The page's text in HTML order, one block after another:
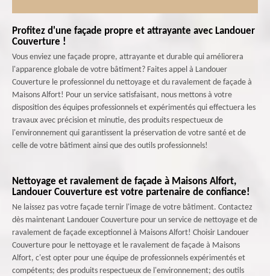
Profitez d'une façade propre et attrayante avec Landouer
Couverture !
Vous enviez une façade propre, attrayante et durable qui améliorera
l'apparence globale de votre bâtiment? Faites appel à Landouer
Couverture le professionnel du nettoyage et du ravalement de façade à
Maisons Alfort! Pour un service satisfaisant, nous mettons à votre
disposition des équipes professionnels et expérimentés qui effectuera les
travaux avec précision et minutie, des produits respectueux de
l'environnement qui garantissent la préservation de votre santé et de
celle de votre bâtiment ainsi que des outils professionnels!
Nettoyage et ravalement de façade à Maisons Alfort,
Landouer Couverture est votre partenaire de confiance!
Ne laissez pas votre façade ternir l'image de votre bâtiment. Contactez
dès maintenant Landouer Couverture pour un service de nettoyage et de
ravalement de façade exceptionnel à Maisons Alfort! Choisir Landouer
Couverture pour le nettoyage et le ravalement de façade à Maisons
Alfort, c'est opter pour une équipe de professionnels expérimentés et
compétents; des produits respectueux de l'environnement; des outils